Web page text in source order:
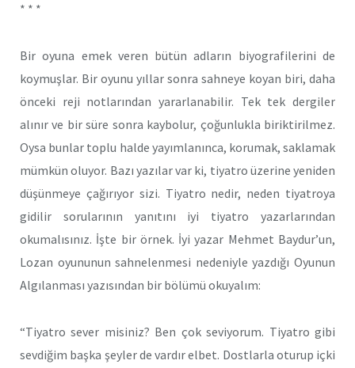
* * *
Bir oyuna emek veren bütün adların biyografilerini de
koymuşlar. Bir oyunu yıllar sonra sahneye koyan biri, daha
önceki reji notlarından yararlanabilir. Tek tek dergiler
alınır ve bir süre sonra kaybolur, çoğunlukla biriktirilmez.
Oysa bunlar toplu halde yayımlanınca, korumak, saklamak
mümkün oluyor. Bazı yazılar var ki, tiyatro üzerine yeniden
düşünmeye çağırıyor sizi. Tiyatro nedir, neden tiyatroya
gidilir sorularının yanıtını iyi tiyatro yazarlarından
okumalısınız. İşte bir örnek. İyi yazar Mehmet Baydur’un,
Lozan oyununun sahnelenmesi nedeniyle yazdığı Oyunun
Algılanması yazısından bir bölümü okuyalım:
“Tiyatro sever misiniz? Ben çok seviyorum. Tiyatro gibi
sevdiğim başka şeyler de vardır elbet. Dostlarla oturup içki